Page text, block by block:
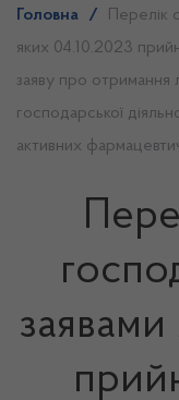
Головна /
Перелік
яких 04.10.2023
заяву про отримання
господарської
активних